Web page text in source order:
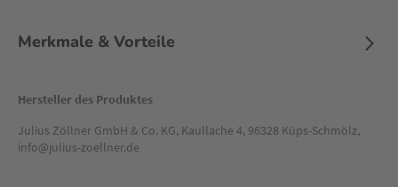
Merkmale & Vorteile
Hersteller des Produktes
Julius Zöllner GmbH & Co. KG, Kaullache 4, 96328 Küps-Schmölz,
info@julius-zoellner.de